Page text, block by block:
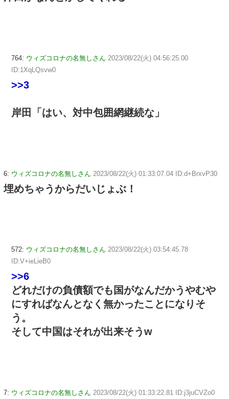
764: ウィズコロナの名無しさん 2023/08/22(火) 04:56:25.00
ID:1XqLQsvw0
>>3
岸田「はい、対中包囲網継続な」
6: ウィズコロナの名無しさん 2023/08/22(火) 01:33:07.04 ID:d+BrxvP30
埋めちゃうからだいじょぶ！
572: ウィズコロナの名無しさん 2023/08/22(火) 03:54:45.78
ID:V+ieLieB0
>>6
どれだけの負債額でも国がなんだかうやむや
にすればなんとなく無かったことになりそ
う。
そして中国はそれが出来そうw
7: ウィズコロナの名無しさん 2023/08/22(火) 01:33:22.81 ID:j3juCVZo0